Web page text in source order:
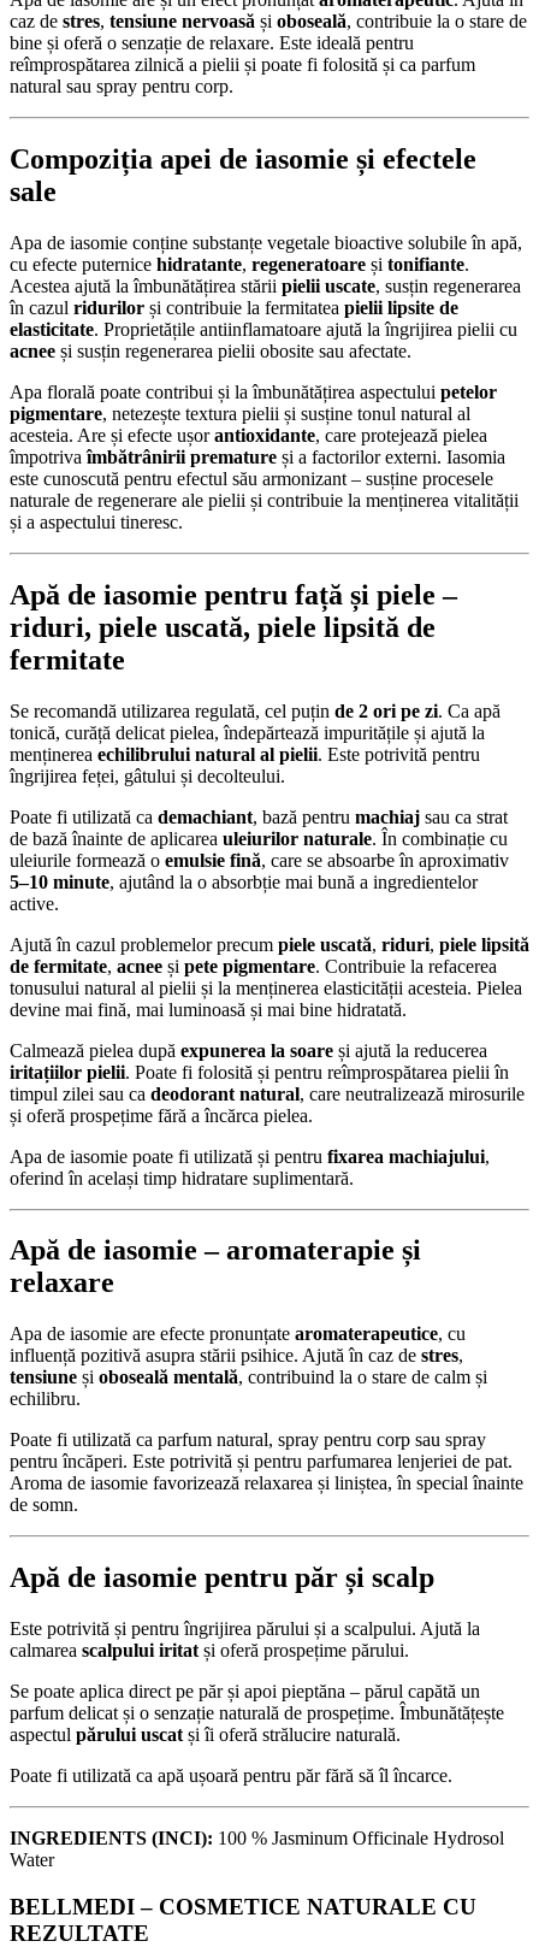
caz de stres, tensiune nervoasă și oboseală, contribuie la o stare de
bine și oferă o senzație de relaxare. Este ideală pentru
reîmprospătarea zilnică a pielii și poate fi folosită și ca parfum
natural sau spray pentru corp.
Compoziția apei de iasomie și efectele
sale
Apa de iasomie conține substanțe vegetale bioactive solubile în apă,
cu efecte puternice hidratante, regeneratoare și tonifiante.
Acestea ajută la îmbunătățirea stării pielii uscate, susțin regenerarea
în cazul ridurilor și contribuie la fermitatea pielii lipsite de
elasticitate. Proprietățile antiinflamatoare ajută la îngrijirea pielii cu
acnee și susțin regenerarea pielii obosite sau afectate.
Apa florală poate contribui și la îmbunătățirea aspectului petelor
pigmentare, netezește textura pielii și susține tonul natural al
acesteia. Are și efecte ușorantioxidante, care protejează pielea
împotrivaîmbătrânirii premature și a factorilor externi. Iasomia
este cunoscută pentru efectul său armonizant – susține procesele
naturale de regenerare ale pielii și contribuie la menținerea vitalității
și a aspectului tineresc.
Apă de iasomie pentru față și piele –
riduri, piele uscată, piele lipsită de
fermitate
Se recomandă utilizarea regulată, cel puțin de 2 ori pe zi. Ca apă
tonică, curăță delicat pielea, îndepărtează impuritățile și ajută la
menținerea echilibrului natural al pielii. Este potrivită pentru
îngrijirea feței, gâtului și decolteului.
Poate fi utilizată ca demachiant, bază pentru machiaj sau ca strat
de bază înainte de aplicarea uleiurilor naturale. În combinație cu
uleiurile formează o emulsie fină, care se absoarbe în aproximativ
5–10 minute, ajutând la o absorbție mai bună a ingredientelor
active.
Ajută în cazul problemelor precum piele uscată, riduri, piele lipsită
de fermitate, acnee și pete pigmentare. Contribuie la refacerea
tonusului natural al pielii și la menținerea elasticității acesteia. Pielea
devine mai fină, mai luminoasă și mai bine hidratată.
Calmează pielea după expunerea la soare și ajută la reducerea
iritațiilor pielii. Poate fi folosită și pentru reîmprospătarea pielii în
timpul zilei sau ca deodorant natural, care neutralizează mirosurile
și oferă prospețime fără a încărca pielea.
Apa de iasomie poate fi utilizată și pentru fixarea machiajului,
oferind în același timp hidratare suplimentară.
Apă de iasomie – aromaterapie și
relaxare
Apa de iasomie are efecte pronunțate aromaterapeutice, cu
influență pozitivă asupra stării psihice. Ajută în caz de stres,
tensiune și oboseală mentală, contribuind la o stare de calm și
echilibru.
Poate fi utilizată ca parfum natural, spray pentru corp sau spray
pentru încăperi. Este potrivită și pentru parfumarea lenjeriei de pat.
Aroma de iasomie favorizează relaxarea și liniștea, în special înainte
de somn.
Apă de iasomie pentru păr și scalp
Este potrivită și pentru îngrijirea părului și a scalpului. Ajută la
calmarea scalpului iritat și oferă prospețime părului.
Se poate aplica direct pe păr și apoi pieptăna – părul capătă un
parfum delicat și o senzație naturală de prospețime. Îmbunătățește
aspectul părului uscat și îi oferă strălucire naturală.
Poate fi utilizată ca apă ușoară pentru păr fără să îl încarce.
INGREDIENTS (INCI): 100 % Jasminum Officinale Hydrosol
Water
BELLMEDI – COSMETICE NATURALE CU
REZULTATE